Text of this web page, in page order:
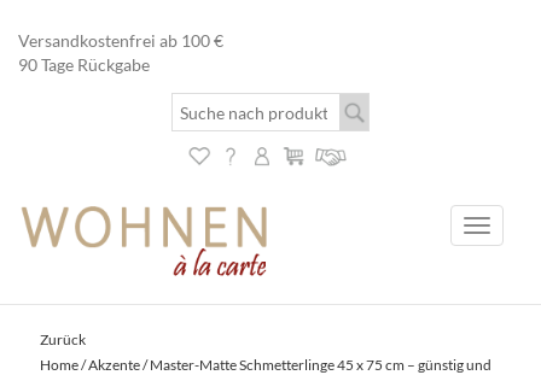
Versandkostenfrei ab 100 €
90 Tage Rückgabe
Toggle
Zurück
Home/Akzente/ Master-Matte Schmetterlinge 45 x 75 cm – günstig und